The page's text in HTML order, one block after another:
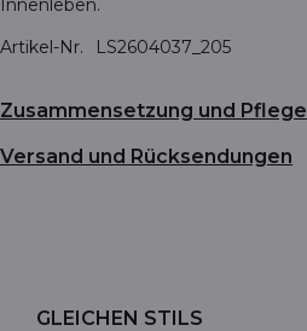
Innenleben.
Artikel-Nr.
LS2604037_205
Zusammensetzung und Pflege
Versand und Rücksendungen
GLEICHEN STILS